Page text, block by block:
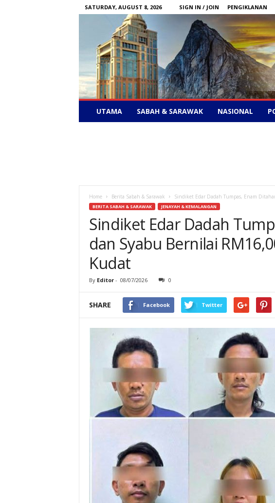
SATURDAY, AUGUST 8, 2026 SIGN IN / JOIN PENGIKLANAN
–
UTAMA SABAH & SARAWAK NASIONAL
Home Berita Sabah & Sarawak Sindiket Edar Dadah Tumpas, Enam
BERITA SABAH & SARAWAK JENAYAH & KEMALANGAN
Sindiket Edar Dadah
dan Syabu Bernilai
Kudat
By Editor- 08/07/2026 0
SHARE Facebook Twitter